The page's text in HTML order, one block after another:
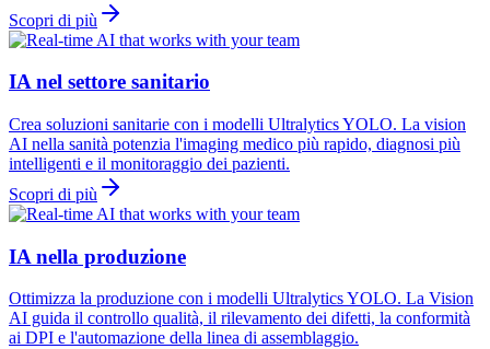
Scopri di più
IA nel settore sanitario
Crea soluzioni sanitarie con i modelli Ultralytics YOLO. La vision
AI nella sanità potenzia l'imaging medico più rapido, diagnosi più
intelligenti e il monitoraggio dei pazienti.
Scopri di più
IA nella produzione
Ottimizza la produzione con i modelli Ultralytics YOLO. La Vision
AI guida il controllo qualità, il rilevamento dei difetti, la conformità
ai DPI e l'automazione della linea di assemblaggio.